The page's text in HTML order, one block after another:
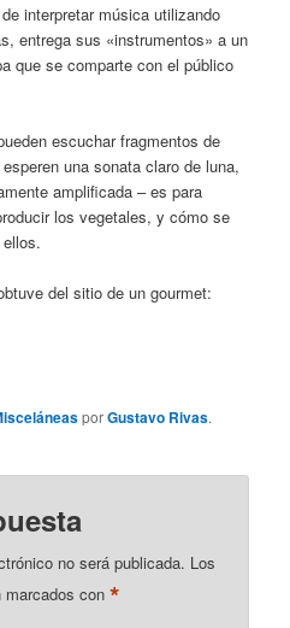
interpretar música utilizando
entrega sus «instrumentos» a un
que se comparte con el público
escuchar fragmentos de
una sonata claro de luna,
amplificada – es para
los vegetales, y cómo se
del sitio de un gourmet:
porGustavo Rivas.
no será publicada. Los
marcados con*